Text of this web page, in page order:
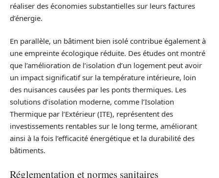
réaliser des économies substantielles sur leurs factures
d’énergie.
En parallèle, un bâtiment bien isolé contribue également à
une empreinte écologique réduite. Des études ont montré
que l’amélioration de l’isolation d’un logement peut avoir
un impact significatif sur la température intérieure, loin
des nuisances causées par les ponts thermiques. Les
solutions d’isolation moderne, comme l’Isolation
Thermique par l’Extérieur (ITE), représentent des
investissements rentables sur le long terme, améliorant
ainsi à la fois l’efficacité énergétique et la durabilité des
bâtiments.
Réglementation et normes sanitaires